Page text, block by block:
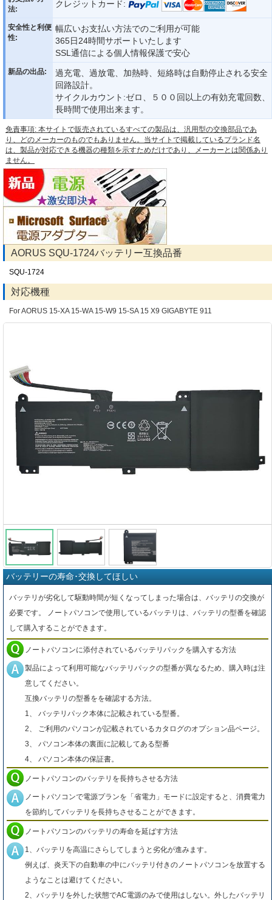
法:
クレジットカード:
安全性と利便
性:
幅広いお支払い方法でのご利用が可能
365日24時間サポートいたします
SSL通信による個人情報保護で安心
新品の出品:
過充電、過放電、加熱時、短絡時は自動停止される安全
回路設計。
サイクルカウント:ゼロ、５００回以上の有効充電回数、
長時間で使用出来ます。
免責事項: 本サイトで販売されているすべての製品は、汎用型の交換部品であ
り、どのメーカーのものでもありません。当サイトで掲載しているブランド名
は、製品が対応できる機器の種類を示すためだけであり、メーカーとは関係あり
ません。
AORUS SQU-1724バッテリー互換品番
SQU-1724
対応機種
For AORUS 15-XA 15-WA 15-W9 15-SA 15 X9 GIGABYTE 911
バッテリーの寿命･交換してほしい
バッテリが劣化して駆動時間が短くなってしまった場合は、バッテリの交換が
必要です。 ノートパソコンで使用しているバッテリは、バッテリの型番を確認
して購入することができます。
ノートパソコンに添付されているバッテリパックを購入する方法
製品によって利用可能なバッテリパックの型番が異なるため、購入時は注
意してください。
互換バッテリの型番をを確認する方法。
1、 バッテリパック本体に記載されている型番。
2、 ご利用のパソコンが記載されているカタログのオプション品ページ。
3、 パソコン本体の裏面に記載してある型番
4、 パソコン本体の保証書。
ノートパソコンのバッテリを長持ちさせる方法
ノートパソコンで電源プランを「省電力」モードに設定すると、消費電力
を節約してバッテリを長持ちさせることができます。
ノートパソコンのバッテリの寿命を延ばす方法
1、バッテリを高温にさらしてしまうと劣化が進みます。
例えば、炎天下の自動車の中にバッテリ付きのノートパソコンを放置する
ようなことは避けてください。
2、バッテリを外した状態でAC電源のみで使用はしない。外したバッテリ